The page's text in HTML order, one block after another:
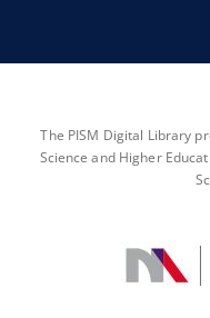
The PISM Digital Library
Science and Higher